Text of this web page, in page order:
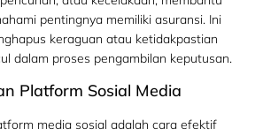
pentingnya memiliki asuransi. Ini
keraguan atau ketidakpastian
dalam proses pengambilan keputusan.
Platform Sosial Media
media sosial adalah cara efektif